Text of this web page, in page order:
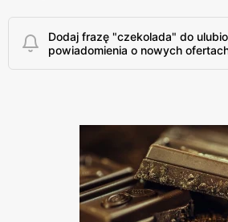
Dodaj frazę "czekolada" do
powiadomienia o nowych